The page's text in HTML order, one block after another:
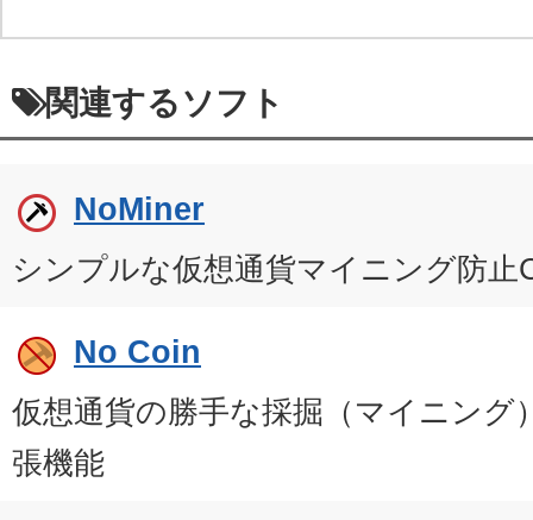
関連するソフト
NoMiner
シンプルな仮想通貨マイニング防止
No Coin
仮想通貨の勝手な採掘（マイニング
張機能